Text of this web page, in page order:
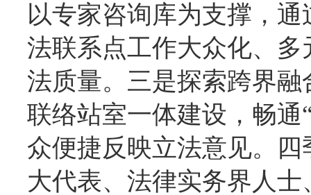
以专家咨询库为支撑，
法联系点工作大众化、
法质量。三是探索跨界
联络站室一体建设，畅通
众便捷反映立法意见。
大代表、法律实务界人